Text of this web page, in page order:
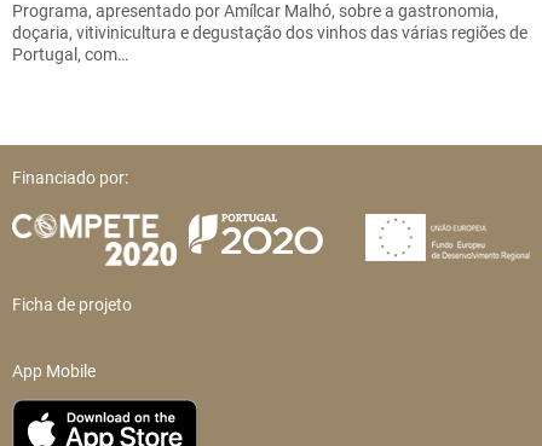
Programa, apresentado por Amílcar Malhó, sobre a gastronomia,
doçaria, vitivinicultura e degustação dos vinhos das várias regiões de
Portugal, com…
Financiado por:
Ficha de projeto
App Mobile